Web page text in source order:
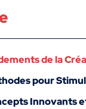
de la
pour
Innovants